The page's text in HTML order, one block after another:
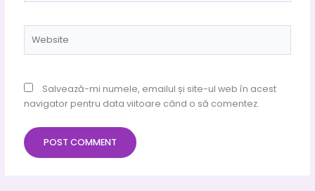
Salvează-mi numele, emailul și site-ul web în acest
navigator pentru data viitoare când o să comentez.